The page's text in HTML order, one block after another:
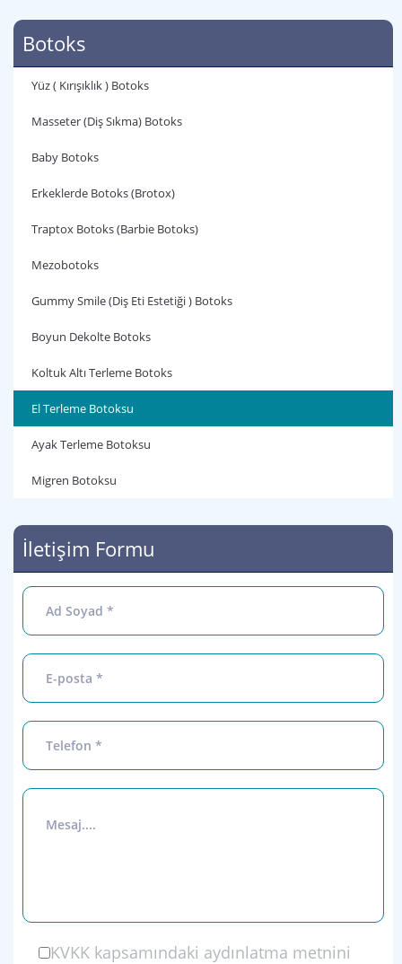
Botoks
Yüz ( Kırışıklık ) Botoks
Masseter (Diş Sıkma) Botoks
Baby Botoks
Erkeklerde Botoks (Brotox)
Traptox Botoks (Barbie Botoks)
Mezobotoks
Gummy Smile (Diş Eti Estetiği ) Botoks
Boyun Dekolte Botoks
Koltuk Altı Terleme Botoks
El Terleme Botoksu
Ayak Terleme Botoksu
Migren Botoksu
İletişim Formu
KVKK kapsamındaki aydınlatma metnini